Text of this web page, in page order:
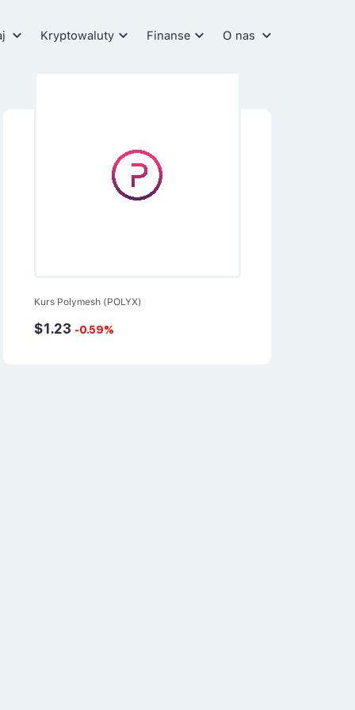
Kryptowaluty Finanse O nas
Kurs Polymesh (POLYX)
$1.23 -0.59%